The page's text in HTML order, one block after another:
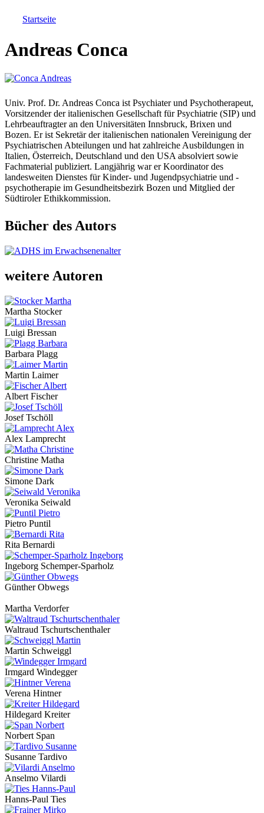
Startseite
Andreas Conca
Univ. Prof. Dr. Andreas Conca ist Psychiater und Psychotherapeut,
Vorsitzender der italienischen Gesellschaft für Psychiatrie (SIP) und
Lehrbeauftragter an den Universitäten Innsbruck, Brixen und
Bozen. Er ist Sekretär der italienischen nationalen Vereinigung der
Psychiatrischen Abteilungen und hat zahlreiche Ausbildungen in
Italien, Österreich, Deutschland und den USA absolviert sowie
Fachmaterial publiziert. Langjährig war er Koordinator des
landesweiten Dienstes für Kinder- und Jugendpsychiatrie und -
psychotherapie im Gesundheitsbezirk Bozen und Mitglied der
Südtiroler Ethikkommission.
Bücher des Autors
weitere Autoren
Martha Stocker
Luigi Bressan
Barbara Plagg
Martin Laimer
Albert Fischer
Josef Tschöll
Alex Lamprecht
Christine Matha
Simone Dark
Veronika Seiwald
Pietro Puntil
Rita Bernardi
Ingeborg Schemper-Sparholz
Günther Obwegs
Martha Verdorfer
Waltraud Tschurtschenthaler
Martin Schweiggl
Irmgard Windegger
Verena Hintner
Hildegard Kreiter
Norbert Span
Susanne Tardivo
Anselmo Vilardi
Hanns-Paul Ties